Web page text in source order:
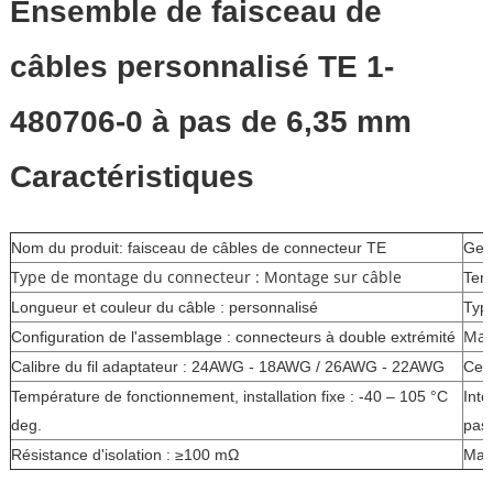
Ensemble de faisceau de
câbles personnalisé TE 1-
480706-0 à pas de 6,35 mm
Caractéristiques
Nom du produit: faisceau de câbles de connecteur TE
Type de montage du connecteur : Montage sur câble
Longueur et couleur du câble : personnalisé
Configuration de l'assemblage : connecteurs à double extrémité
Calibre du fil adaptateur : 24AWG - 18AWG / 26AWG - 22AWG
Température de fonctionnement, installation fixe : -40 – 105 °C
deg.
pas
Résistance d'isolation : ≥100 mΩ